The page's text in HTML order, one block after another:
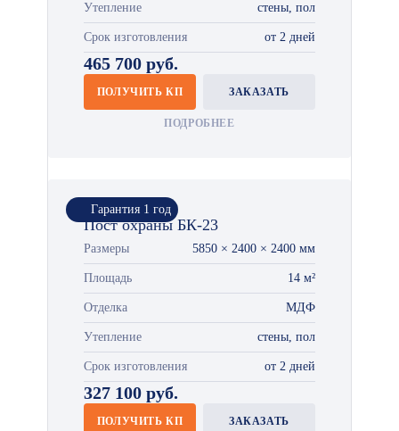
Утепление стены, пол
Срок изготовления от 2 дней
465 700 руб.
ПОЛУЧИТЬ КП ЗАКАЗАТЬ
ПОДРОБНЕЕ
Гарантия 1 год
Пост охраны БК-23
Размеры 5850 × 2400 × 2400 мм
Площадь 14 м²
Отделка МДФ
Утепление стены, пол
Срок изготовления от 2 дней
327 100 руб.
ПОЛУЧИТЬ КП ЗАКАЗАТЬ